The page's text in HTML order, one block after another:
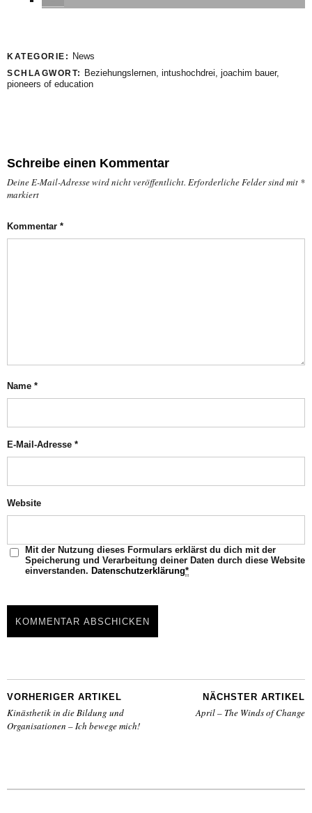
KATEGORIE: News
SCHLAGWORT: Beziehungslernen, intushochdrei, joachim bauer,
pioneers of education
Schreibe einen Kommentar
Deine E-Mail-Adresse wird nicht veröffentlicht. Erforderliche Felder sind mit *
markiert
Kommentar *
Name *
E-Mail-Adresse *
Website
Mit der Nutzung dieses Formulars erklärst du dich mit der
Speicherung und Verarbeitung deiner Daten durch diese Website
einverstanden. Datenschutzerklärung*
VORHERIGER ARTIKEL
Kinästhetik in die Bildung und
Organisationen – Ich bewege mich!
NÄCHSTER ARTIKEL
April – The Winds of Change